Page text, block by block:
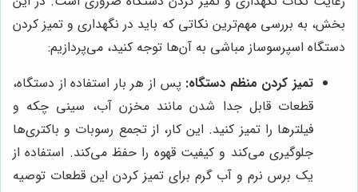
بخش، به بررسی مهم‌ترین نکاتی که باید در نگهداری و تمیز کردن
دستگاه اسپرسوساز مباشی به آن‌ها توجه کنید، می‌پردازیم:
تمیز کردن منظم دستگاه: پس از هر بار استفاده از دستگاه،
قطعات قابل جدا شدن مانند مخزن آب، سینی چکه و
فیلترها را تمیز کنید. این کار، از تجمع رسوبات و باکتری‌ها
جلوگیری می‌کند و کیفیت قهوه را حفظ می‌کند. استفاده از
یک برس نرم و آب گرم برای تمیز کردن این قطعات توصیه